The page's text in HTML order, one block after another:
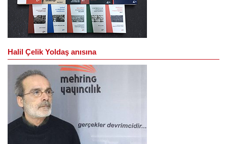
Halil Çelik Yoldaş anısına